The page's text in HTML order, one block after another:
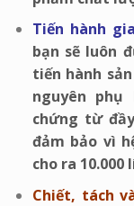
Tiến hành
bạn sẽ luôn
tiến hành
nguyên
chứng từ
đảm bảo vì
cho ra
Chiết, tách